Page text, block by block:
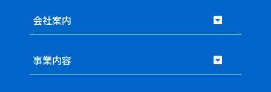
会社案内
事業内容